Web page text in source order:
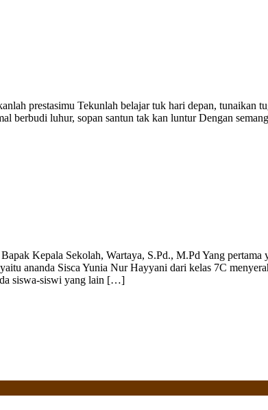
prestasimu Tekunlah belajar tuk hari depan, tunaikan
berbudi luhur, sopan santun tak kan luntur Dengan
Kepala Sekolah, Wartaya, S.Pd., M.Pd Yang
ananda Sisca Yunia Nur Hayyani dari kelas 7C
siswa-siswi yang lain […]